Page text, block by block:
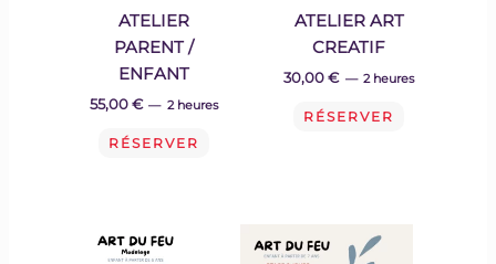
ATELIER
PARENT /
ENFANT
55,00€ 2 heures
RÉSERVER
ATELIER ART
CREATIF
30,00€ 2 heures
RÉSERVER